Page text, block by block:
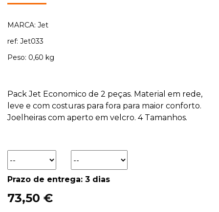
MARCA: Jet
ref: Jet033
Peso: 0,60 kg
Pack Jet Economico de 2 peças. Material em rede,
leve e com costuras para fora para maior conforto.
Joelheiras com aperto em velcro. 4 Tamanhos.
Prazo de entrega: 3 dias
73,50 €